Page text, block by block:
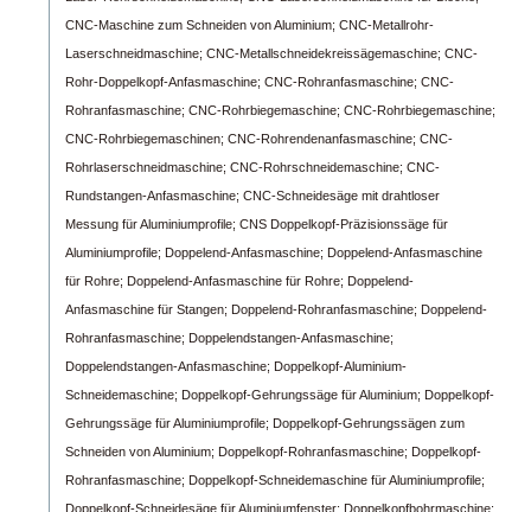
CNC-Maschine zum Schneiden von Aluminium; CNC-Metallrohr-
Laserschneidmaschine; CNC-Metallschneidekreissägemaschine; CNC-
Rohr-Doppelkopf-Anfasmaschine; CNC-Rohranfasmaschine; CNC-
Rohranfasmaschine; CNC-Rohrbiegemaschine; CNC-Rohrbiegemaschine;
CNC-Rohrbiegemaschinen; CNC-Rohrendenanfasmaschine; CNC-
Rohrlaserschneidmaschine; CNC-Rohrschneidemaschine; CNC-
Rundstangen-Anfasmaschine; CNC-Schneidesäge mit drahtloser
Messung für Aluminiumprofile; CNS Doppelkopf-Präzisionssäge für
Aluminiumprofile; Doppelend-Anfasmaschine; Doppelend-Anfasmaschine
für Rohre; Doppelend-Anfasmaschine für Rohre; Doppelend-
Anfasmaschine für Stangen; Doppelend-Rohranfasmaschine; Doppelend-
Rohranfasmaschine; Doppelendstangen-Anfasmaschine;
Doppelendstangen-Anfasmaschine; Doppelkopf-Aluminium-
Schneidemaschine; Doppelkopf-Gehrungssäge für Aluminium; Doppelkopf-
Gehrungssäge für Aluminiumprofile; Doppelkopf-Gehrungssägen zum
Schneiden von Aluminium; Doppelkopf-Rohranfasmaschine; Doppelkopf-
Rohranfasmaschine; Doppelkopf-Schneidemaschine für Aluminiumprofile;
Doppelkopf-Schneidesäge für Aluminiumfenster; Doppelkopfbohrmaschine;